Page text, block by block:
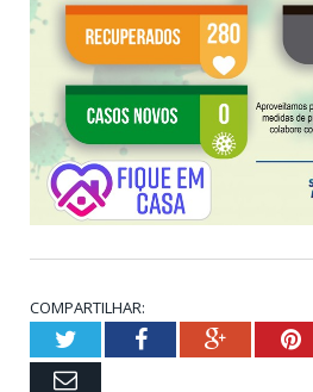
COMPARTILHAR:
TwitterFacebookGoogle+
Email